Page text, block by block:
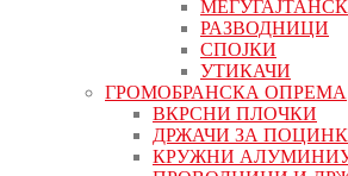
РАЗВОДНИЦИ
СПОЈКИ
УТИКАЧИ
ГРОМОБРАНСКА ОПРЕМА
ВКРСНИ ПЛОЧКИ
ДРЖАЧИ ЗА
КРУЖНИ